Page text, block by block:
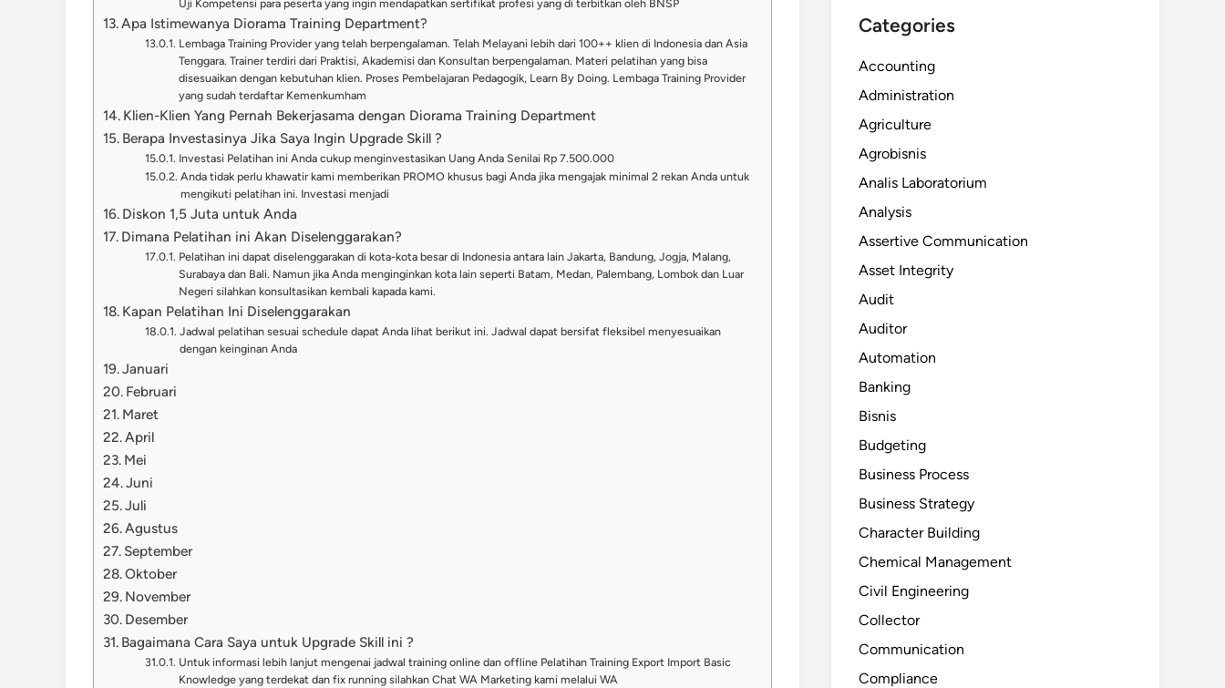
Uji Kompetensi para peserta yang ingin mendapatkan sertifikat profesi yang di terbitkan oleh BNSP
Apa Istimewanya Diorama Training Department?
Lembaga Training Provider yang telah berpengalaman. Telah Melayani lebih dari 100++ klien di Indonesia dan Asia
Tenggara. Trainer terdiri dari Praktisi, Akademisi dan Konsultan berpengalaman. Materi pelatihan yang bisa
disesuaikan dengan kebutuhan klien. Proses Pembelajaran Pedagogik, Learn By Doing. Lembaga Training Provider
yang sudah terdaftar Kemenkumham
Klien-Klien Yang Pernah Bekerjasama dengan Diorama Training Department
Berapa Investasinya Jika Saya Ingin Upgrade Skill ?
Investasi Pelatihan ini Anda cukup menginvestasikan Uang Anda Senilai Rp 7.500.000
Anda tidak perlu khawatir kami memberikan PROMO khusus bagi Anda jika mengajak minimal 2 rekan Anda untuk
mengikuti pelatihan ini. Investasi menjadi
Diskon 1,5 Juta untuk Anda
Dimana Pelatihan ini Akan Diselenggarakan?
Pelatihan ini dapat diselenggarakan di kota-kota besar di Indonesia antara lain Jakarta, Bandung, Jogja, Malang,
Surabaya dan Bali. Namun jika Anda menginginkan kota lain seperti Batam, Medan, Palembang, Lombok dan Luar
Negeri silahkan konsultasikan kembali kapada kami.
Kapan Pelatihan Ini Diselenggarakan
Jadwal pelatihan sesuai schedule dapat Anda lihat berikut ini. Jadwal dapat bersifat fleksibel menyesuaikan
dengan keinginan Anda
Januari
Februari
Maret
April
Mei
Juni
Juli
Agustus
September
Oktober
November
Desember
Bagaimana Cara Saya untuk Upgrade Skill ini ?
Untuk informasi lebih lanjut mengenai jadwal training online dan offline Pelatihan Training Export Import Basic
Knowledge yang terdekat dan fix running silahkan Chat WA Marketing kami melalui WA
Categories
Accounting
Administration
Agriculture
Agrobisnis
Analis Laboratorium
Analysis
Assertive Communication
Asset Integrity
Audit
Auditor
Automation
Banking
Bisnis
Budgeting
Business Process
Business Strategy
Character Building
Chemical Management
Civil Engineering
Collector
Communication
Compliance